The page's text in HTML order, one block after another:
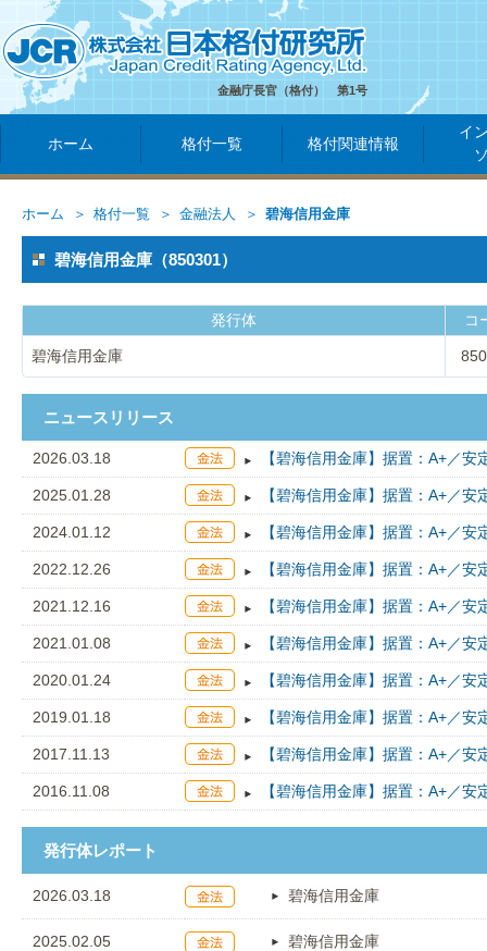
金融庁長官（格付） 第1号
ホーム 格付一覧 格付関連情報
イ
ホーム 格付一覧 金融法人 碧海信用金庫
碧海信用金庫（850301）
発行体 コ
碧海信用金庫
ニュースリリース
2026.03.18 【碧海信用金庫】据置：A+／安
2025.01.28 【碧海信用金庫】据置：A+／安
2024.01.12 【碧海信用金庫】据置：A+／安
2022.12.26 【碧海信用金庫】据置：A+／安
2021.12.16 【碧海信用金庫】据置：A+／安
2021.01.08 【碧海信用金庫】据置：A+／安
2020.01.24 【碧海信用金庫】据置：A+／安
2019.01.18 【碧海信用金庫】据置：A+／安
2017.11.13 【碧海信用金庫】据置：A+／安
2016.11.08 【碧海信用金庫】据置：A+／安
発行体レポート
2026.03.18 碧海信用金庫
2025.02.05 碧海信用金庫